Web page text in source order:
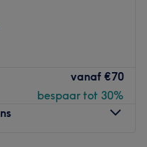
vanaf €70
bespaar tot 30%